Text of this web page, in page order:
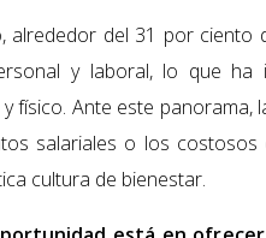
alrededor del 31 por
y laboral, lo que ha
físico. Ante este
salariales o los
cultura de bienestar.